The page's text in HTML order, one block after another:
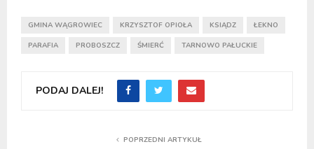
GMINA WĄGROWIEC KRZYSZTOF OPIOŁA KSIĄDZ ŁEKNO
PARAFIA PROBOSZCZ ŚMIERĆ TARNOWO PAŁUCKIE
PODAJ DALEJ!
POPRZEDNI ARTYKUŁ